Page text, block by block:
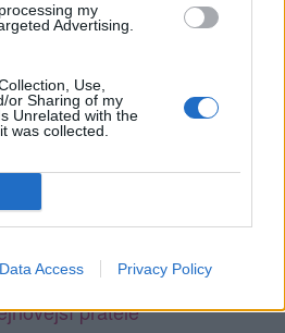
my
Advertising.
Use,
or Sharing of my
Unrelated with the
was collected.
Data Access Privacy Policy
na mé zdi
Teri567
Ahoj někdo si psát
celou mou zeď
přátelé